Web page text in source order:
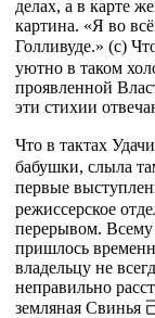
делах, а в карте
картина. «Я во
Голливуде.» (с)
уютно в таком
проявленной
эти стихии
Что в тактах
бабушки, слыла
первые
режиссерское
перерывом. Всему
пришлось
владельцу не
неправильно
земляная Свинья